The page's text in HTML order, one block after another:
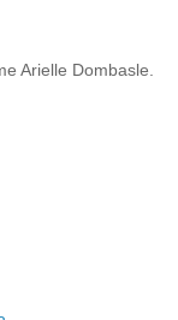
Arielle Dombasle.